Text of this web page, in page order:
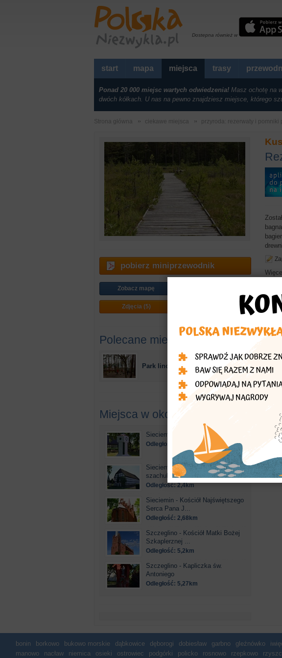
Dostepna również w
start mapa miejsca trasy
Ponad 20 000 miejsc wartych odwiedzenia! Masz ochotę na
dwóch kółkach. U nas na pewno znajdziesz miejsce, którego
Strona główna ciekawe miejsca przyroda: rezerwaty i pomniki
pobierz miniprzewodnik
Zobacz mapę
Zdjęcia (5)
Polecane miejsca
Park linowy "Tukan"
Miejsca w okolicy
Sieciemin - Rzeźba Pana Jezusa
Odległość: 2,4km
Sieciemin - Zabytkowe obiekty
szachulcowe
Odległość: 2,4km
Sieciemin - Kościół Najświętszego
Serca Pana J...
Odległość: 2,68km
Szczeglino - Kościół Matki Bożej
Szkaplerznej ...
Odległość: 5,2km
Szczeglino - Kapliczka św.
Antoniego
Odległość: 5,27km
bonin borkowo bukowo morskie dąbkowice dęborogi dobiesław garbno gleźnówko
manowo
nacław niemica osieki ostrowiec podgórki policko rosnowo rzepkowo